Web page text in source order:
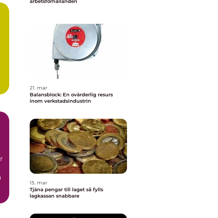
21. mar
Balansblock: En ovärderlig resurs
inom verkstadsindustrin
15. mar
Tjäna pengar till laget så fylls
lagkassan snabbare